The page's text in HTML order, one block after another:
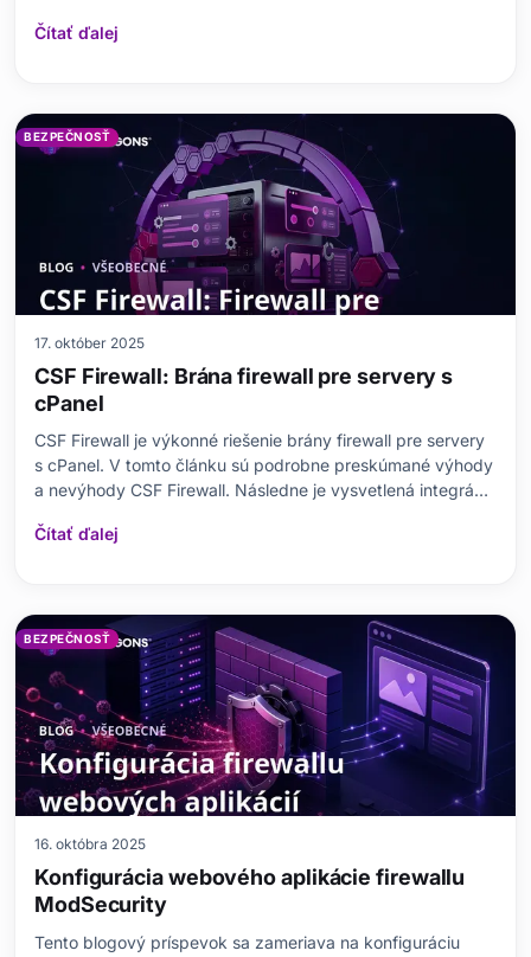
prečo sú bezpečnostné doplnky dôležité, a následne
Čítať ďalej
BEZPEČNOSŤ
17. október 2025
CSF Firewall: Brána firewall pre servery s
cPanel
CSF Firewall je výkonné riešenie brány firewall pre servery
s cPanel. V tomto článku sú podrobne preskúmané výhody
a nevýhody CSF Firewall. Následne je vysvetlená integrácia
Okrem zdôraznenia dôležitosti brán firewall sa CSF
Čítať ďalej
BEZPEČNOSŤ
16. októbra 2025
Konfigurácia webového aplikácie firewallu
ModSecurity
Tento blogový príspevok sa zameriava na konfiguráciu